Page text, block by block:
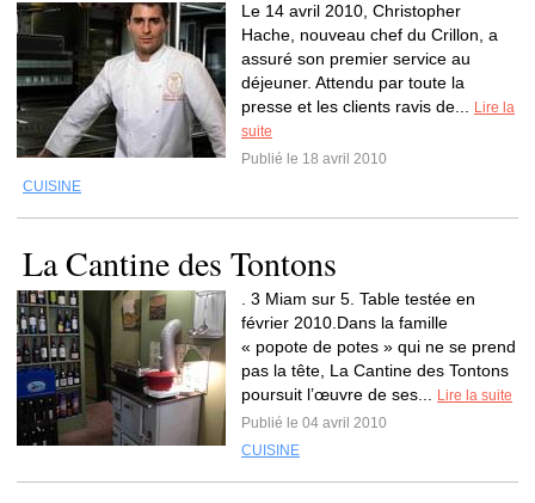
Le 14 avril 2010, Christopher
Hache, nouveau chef du Crillon, a
assuré son premier service au
déjeuner. Attendu par toute la
presse et les clients ravis de...
Lire la
suite
Publié le 18 avril 2010
CUISINE
La Cantine des Tontons
. 3 Miam sur 5. Table testée en
février 2010.Dans la famille
« popote de potes » qui ne se prend
pas la tête, La Cantine des Tontons
poursuit l’œuvre de ses...
Lire la suite
Publié le 04 avril 2010
CUISINE